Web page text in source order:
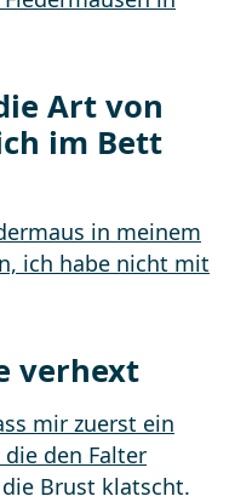
Art von
im Bett
verhext